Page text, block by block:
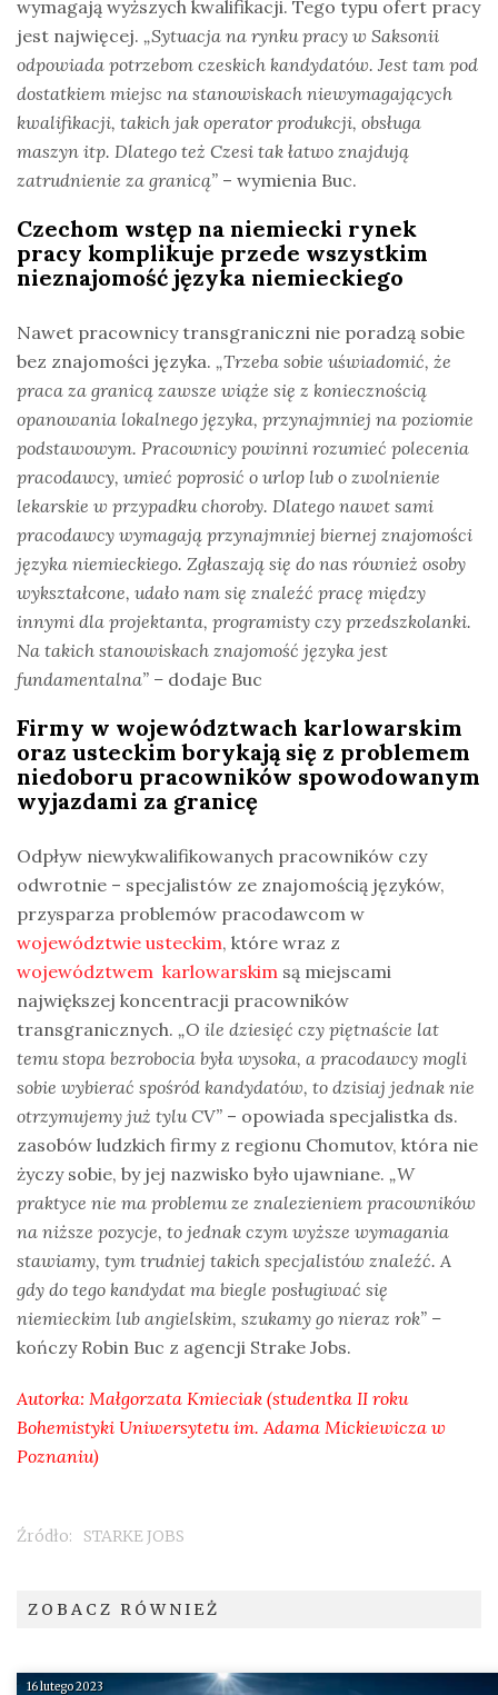
wymagają wyższych kwalifikacji. Tego typu ofert pracy
jest najwięcej. „Sytuacja na rynku pracy w Saksonii
odpowiada potrzebom czeskich kandydatów. Jest tam pod
dostatkiem miejsc na stanowiskach niewymagających
kwalifikacji, takich jak operator produkcji, obsługa
maszyn itp. Dlatego też Czesi tak łatwo znajdują
zatrudnienie za granicą” – wymienia Buc.
Czechom wstęp na niemiecki rynek
pracy komplikuje przede wszystkim
nieznajomość języka niemieckiego
Nawet pracownicy transgraniczni nie poradzą sobie
bez znajomości języka. „Trzeba sobie uświadomić, że
praca za granicą zawsze wiąże się z koniecznością
opanowania lokalnego języka, przynajmniej na poziomie
podstawowym. Pracownicy powinni rozumieć polecenia
pracodawcy, umieć poprosić o urlop lub o zwolnienie
lekarskie w przypadku choroby. Dlatego nawet sami
pracodawcy wymagają przynajmniej biernej znajomości
języka niemieckiego. Zgłaszają się do nas również osoby
wykształcone, udało nam się znaleźć pracę między
innymi dla projektanta, programisty czy przedszkolanki.
Na takich stanowiskach znajomość języka jest
fundamentalna” – dodaje Buc
Firmy w województwach karlowarskim
oraz usteckim borykają się z problemem
niedoboru pracowników spowodowanym
wyjazdami za granicę
Odpływ niewykwalifikowanych pracowników czy
odwrotnie – specjalistów ze znajomością języków,
przysparza problemów pracodawcom w
województwie usteckim, które wraz z
województwem karlowarskim są miejscami
największej koncentracji pracowników
transgranicznych. „O ile dziesięć czy piętnaście lat
temu stopa bezrobocia była wysoka, a pracodawcy mogli
sobie wybierać spośród kandydatów, to dzisiaj jednak nie
otrzymujemy już tylu CV” – opowiada specjalistka ds.
zasobów ludzkich firmy z regionu Chomutov, która nie
życzy sobie, by jej nazwisko było ujawniane. „W
praktyce nie ma problemu ze znalezieniem pracowników
na niższe pozycje, to jednak czym wyższe wymagania
stawiamy, tym trudniej takich specjalistów znaleźć. A
gdy do tego kandydat ma biegle posługiwać się
niemieckim lub angielskim, szukamy go nieraz rok” –
kończy Robin Buc z agencji Strake Jobs.
Autorka: Małgorzata Kmieciak (studentka II roku
Bohemistyki Uniwersytetu im. Adama Mickiewicza w
Poznaniu)
Źródło: STARKE JOBS
ZOBACZ RÓWNIEŻ
16 lutego 2023